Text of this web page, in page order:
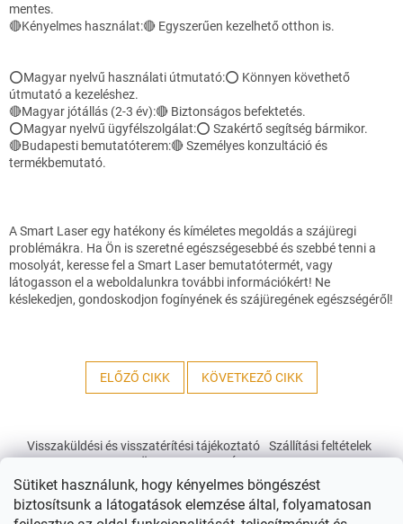
Sütiket használunk, hogy kényelmes böngészést
biztosítsunk a látogatások elemzése által, folyamatosan
mentes.
🔴Kényelmes használat:🔴 Egyszerűen kezelhető otthon is.
⭕Magyar nyelvű használati útmutató:⭕ Könnyen követhető
útmutató a kezeléshez.
🔴Magyar jótállás (2-3 év):🔴 Biztonságos befektetés.
⭕Magyar nyelvű ügyfélszolgálat:⭕ Szakértő segítség bármikor.
🔴Budapesti bemutatóterem:🔴 Személyes konzultáció és
termékbemutató.
A Smart Laser egy hatékony és kíméletes megoldás a szájüregi
problémákra. Ha Ön is szeretné egészségesebbé és szebbé tenni a
mosolyát, keresse fel a Smart Laser bemutatótermét, vagy
látogasson el a weboldalunkra további információkért! Ne
késlekedjen, gondoskodjon fogínyének és szájüregének egészségéről!
ELŐZŐ CIKK KÖVETKEZŐ CIKK
b
Visszaküldési és visszatérítési tájékoztató
Szállítási feltételek